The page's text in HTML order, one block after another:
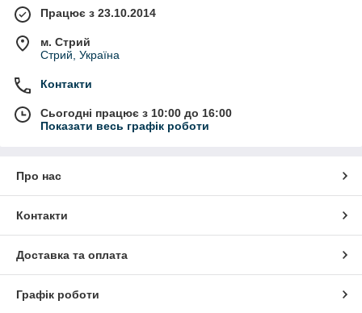
Працює з 23.10.2014
м. Стрий
Стрий, Україна
Контакти
Сьогодні працює з 10:00 до 16:00
Показати весь графік роботи
Про нас
Контакти
Доставка та оплата
Графік роботи